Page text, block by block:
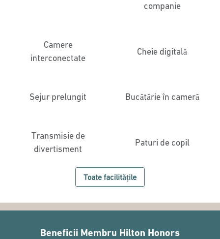
companie
Camere
interconectate
Cheie digitală
Sejur prelungit Bucătărie în cameră
Transmisie de
divertisment
Paturi de copil
Toate facilitățile
Beneficii Membru Hilton Honors